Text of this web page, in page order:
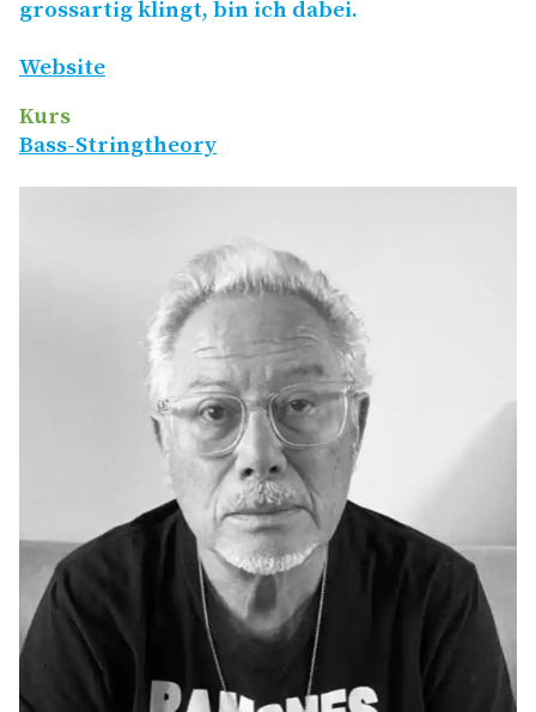
grossartig klingt, bin ich dabei.
Website
Kurs
Bass-Stringtheory